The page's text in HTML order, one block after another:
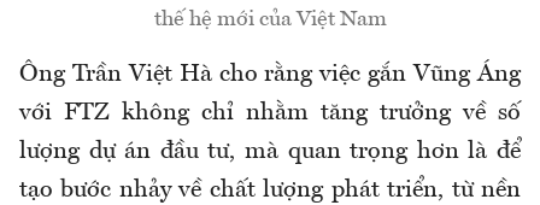
thế hệ mới của Việt Nam
Ông Trần Việt Hà cho rằng việc gắn Vũng Áng
với FTZ không chỉ nhằm tăng trưởng về số
lượng dự án đầu tư, mà quan trọng hơn là để
tạo bước nhảy về chất lượng phát triển, từ nền